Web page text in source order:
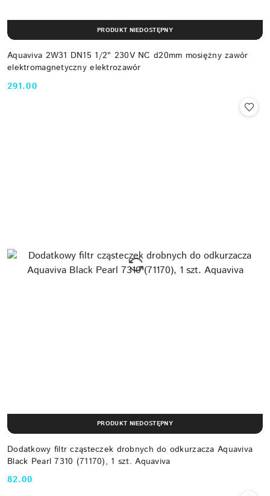
Aquaviva 2W31 DN15 1/2" 230V NC d20mm mosiężny zawór
elektromagnetyczny elektrozawór
Cena:
291.00
PRODUKT NIEDOSTĘPNY
Dodatkowy filtr cząsteczek drobnych do odkurzacza Aquaviva
Black Pearl 7310 (71170), 1 szt. Aquaviva
Cena:
82.00
PRODUKT NIEDOSTĘPNY